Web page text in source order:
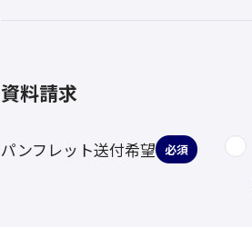
資料請求
パンフレット送付希望 必須